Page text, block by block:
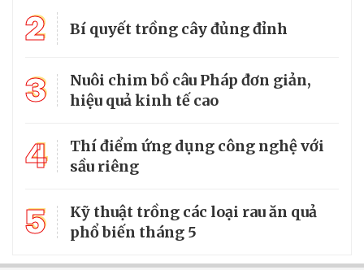
2 Bí quyết trồng cây đủng đỉnh
3
Nuôi chim bồ câu Pháp đơn giản,
hiệu quả kinh tế cao
4
Thí điểm ứng dụng công nghệ với
sầu riêng
5
Kỹ thuật trồng các loại rau ăn quả
phổ biến tháng 5